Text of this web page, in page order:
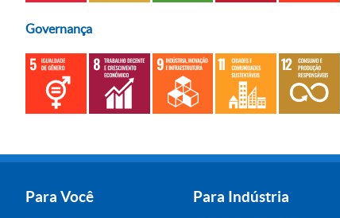
Governança
Para Você Para Indústria